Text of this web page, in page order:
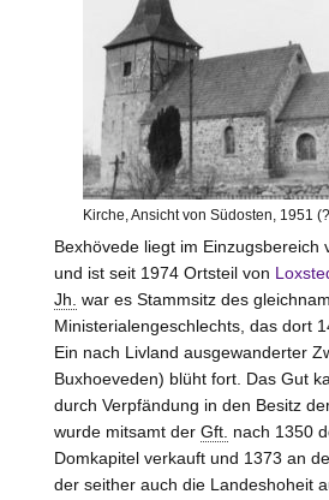
Kirche, Ansicht von Südosten, 1951
Bexhövede liegt im Einzugsbereich
und ist seit 1974 Ortsteil von
Jh. war es Stammsitz des
Ministerialengeschlechts, das dort
Ein nach Livland ausgewanderter
Buxhoeveden) blüht fort. Das Gut
durch Verpfändung in den Besitz
wurde mitsamt der Gft. nach 1350
Domkapitel verkauft und 1373 an
der seither auch die Landeshoheit